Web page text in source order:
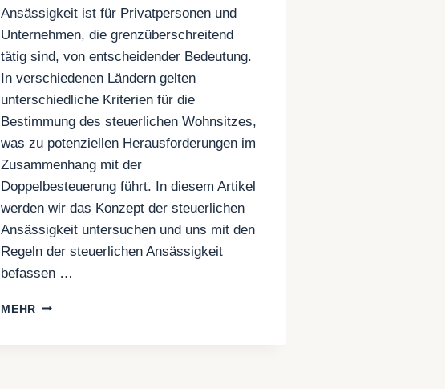
Ansässigkeit ist für Privatpersonen und
Unternehmen, die grenzüberschreitend
tätig sind, von entscheidender Bedeutung.
In verschiedenen Ländern gelten
unterschiedliche Kriterien für die
Bestimmung des steuerlichen Wohnsitzes,
was zu potenziellen Herausforderungen im
Zusammenhang mit der
Doppelbesteuerung führt. In diesem Artikel
werden wir das Konzept der steuerlichen
Ansässigkeit untersuchen und uns mit den
Regeln der steuerlichen Ansässigkeit
befassen …
MEHR STEUERLICHER